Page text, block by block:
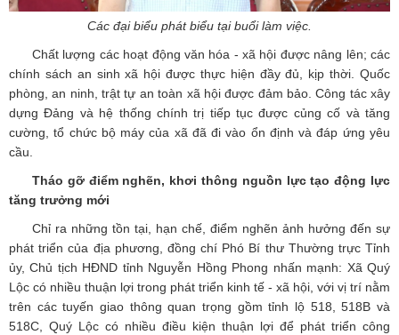
Các đại biểu phát biểu tại buổi làm việc.
Chất lượng các hoạt động văn hóa - xã hội được nâng lên; các
chính sách an sinh xã hội được thực hiện đầy đủ, kịp thời. Quốc
phòng, an ninh, trật tự an toàn xã hội được đảm bảo. Công tác xây
dựng Đảng và hệ thống chính trị tiếp tục được củng cố và tăng
cường, tổ chức bộ máy của xã đã đi vào ổn định và đáp ứng yêu
cầu.
Tháo gỡ điểm nghẽn, khơi thông nguồn lực tạo động lực
tăng trưởng mới
Chỉ ra những tồn tại, hạn chế, điểm nghẽn ảnh hưởng đến sự
phát triển của địa phương, đồng chí Phó Bí thư Thường trực Tỉnh
ủy, Chủ tịch HĐND tỉnh Nguyễn Hồng Phong nhấn mạnh: Xã Quý
Lộc có nhiều thuận lợi trong phát triển kinh tế - xã hội, với vị trí nằm
trên các tuyến giao thông quan trọng gồm tỉnh lộ 518, 518B và
518C, Quý Lộc có nhiều điều kiện thuận lợi để phát triển công